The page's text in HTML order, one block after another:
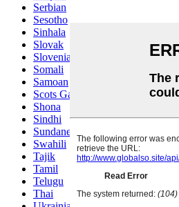
Serbian
Sesotho
Sinhala
Slovak
Slovenian
Somali
Samoan
Scots Gaelic
Shona
Sindhi
Sundanese
Swahili
Tajik
Tamil
Telugu
Thai